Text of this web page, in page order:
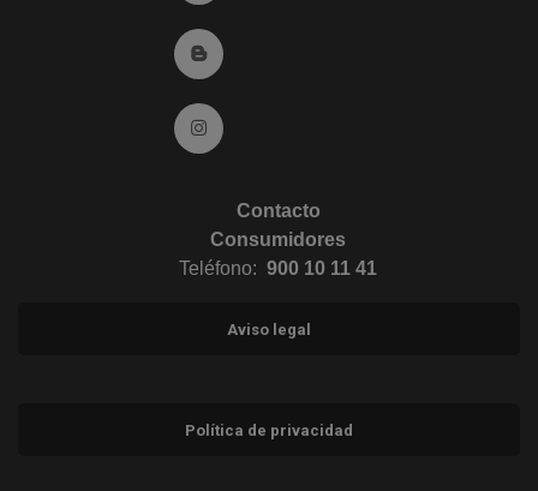
Ir al Blog (abre en ventana nueva)
Ir a Instagram (abre en ventana nueva)
Contacto
Consumidores
Teléfono: 900 10 11 41
Aviso legal
Política de privacidad